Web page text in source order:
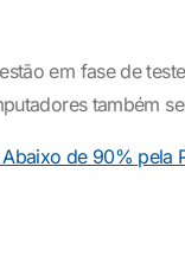
em fase de
também
de 90% pela